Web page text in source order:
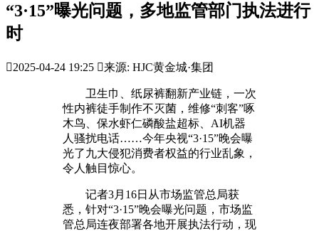
“3·15”曝光问题，多地监管部门执法进行
时
2025-04-24 19:25 来源: HJC黄金城·集团
卫生巾、纸尿裤翻新产业链，一次
性内裤徒手制作不灭菌，维修“刺客”啄
木鸟、保水虾仁磷酸盐超标、AI机器
人骚扰电话……今年央视“3·15”晚会曝
光了九大侵犯消费者权益的行业乱象，
令人触目惊心。
记者3月16日从市场监管总局获
悉，针对“3·15”晚会曝光问题，市场监
管总局连夜部署各地开展执法行动，现